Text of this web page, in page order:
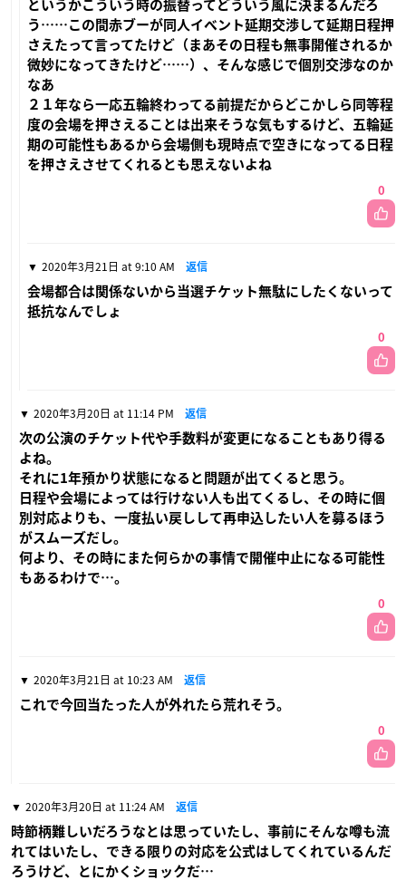
というかこういう時の振替ってどういう風に決まるんだろ
う……この間赤ブーが同人イベント延期交渉して延期日程押
さえたって言ってたけど（まあその日程も無事開催されるか
微妙になってきたけど……）、そんな感じで個別交渉なのか
なあ
２１年なら一応五輪終わってる前提だからどこかしら同等程
度の会場を押さえることは出来そうな気もするけど、五輪延
期の可能性もあるから会場側も現時点で空きになってる日程
を押さえさせてくれるとも思えないよね
0
2020年3月21日 at 9:10 AM 返信
会場都合は関係ないから当選チケット無駄にしたくないって
抵抗なんでしょ
0
2020年3月20日 at 11:14 PM 返信
次の公演のチケット代や手数料が変更になることもあり得る
よね。
それに1年預かり状態になると問題が出てくると思う。
日程や会場によっては行けない人も出てくるし、その時に個
別対応よりも、一度払い戻しして再申込したい人を募るほう
がスムーズだし。
何より、その時にまた何らかの事情で開催中止になる可能性
もあるわけで…。
0
2020年3月21日 at 10:23 AM 返信
これで今回当たった人が外れたら荒れそう。
0
2020年3月20日 at 11:24 AM 返信
時節柄難しいだろうなとは思っていたし、事前にそんな噂も流
れてはいたし、できる限りの対応を公式はしてくれているんだ
ろうけど、とにかくショックだ…